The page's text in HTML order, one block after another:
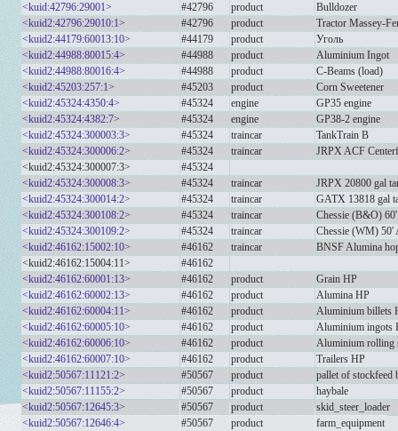
<kuid:42796:29001>
#42796 product
Bulldozer
<kuid2:42796:29010:1>
#42796 product
Tractor Massey-
<kuid2:44179:60013:10>
#44179 product
Уголь
<kuid2:44988:80015:4>
#44988 product
Aluminium Ingot
<kuid2:44988:80016:4>
#44988 product
C-Beams (load)
<kuid2:45203:257:1>
#45203 product
Corn Sweetener
<kuid2:45324:4350:4>
#45324 engine
GP35 engine
<kuid2:45324:4382:7>
#45324 engine
GP38-2 engine
<kuid2:45324:300003:3>
#45324 traincar
TankTrain B
<kuid2:45324:300006:2>
#45324 traincar
JRPX ACF
<kuid2:45324:300007:3>
#45324
<kuid2:45324:300008:3>
#45324 traincar
JRPX 20800 gal
<kuid2:45324:300014:2>
#45324 traincar
GATX 13818 gal
<kuid2:45324:300108:2>
#45324 traincar
Chessie (B&O)
<kuid2:45324:300109:2>
#45324 traincar
Chessie (WM) 50'
<kuid2:46162:15002:10>
#46162 traincar
BNSF Alumina
<kuid2:46162:15004:11>
#46162
<kuid2:46162:60001:13>
#46162 product
Grain HP
<kuid2:46162:60002:13>
#46162 product
Alumina HP
<kuid2:46162:60004:11>
#46162 product
Aluminium billets
<kuid2:46162:60005:10>
#46162 product
Aluminium ingots
<kuid2:46162:60006:10>
#46162 product
Aluminium rolling
<kuid2:46162:60007:10>
#46162 product
Trailers HP
<kuid2:50567:11121:2>
#50567 product
pallet of stockfeed
<kuid2:50567:11155:2>
#50567 product
haybale
<kuid2:50567:12645:3>
#50567 product
skid_steer_loader
<kuid2:50567:12646:4>
#50567 product
farm_equipment